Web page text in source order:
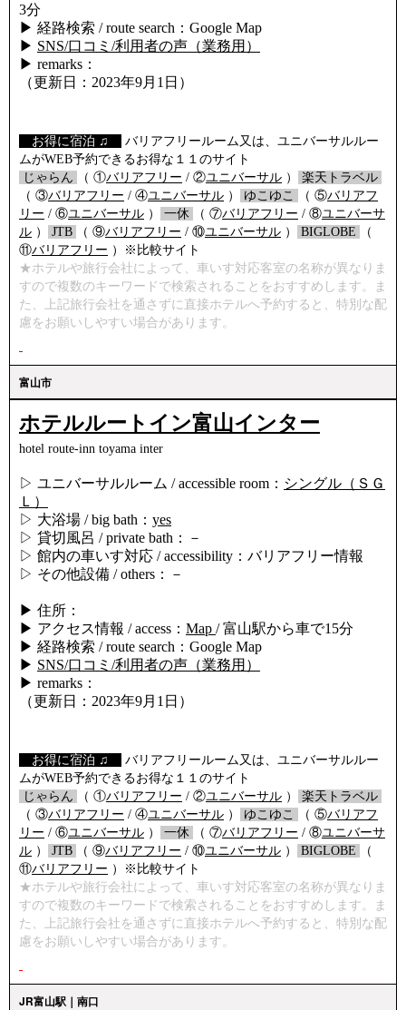
3分
▶ 経路検索 / route search：Google Map
▶ SNS/口コミ/利用者の声（業務用）
▶ remarks：
（更新日：2023年9月1日）
お得に宿泊 ♫
バリアフリールーム又は、ユニバーサルルー
ムがWEB予約できるお得な１１のサイト
じゃらん （ ①バリアフリー / ②ユニバーサル ） 楽天トラベル
（ ③バリアフリー / ④ユニバーサル ） ゆこゆこ （ ⑤バリアフ
リー / ⑥ユニバーサル ） 一休 （ ⑦バリアフリー / ⑧ユニバーサ
ル ） JTB （ ⑨バリアフリー / ⑩ユニバーサル ） BIGLOBE
（
⑪バリアフリー ）※比較サイト
★ホテルや旅行会社によって、車いす対応客室の名称が異なりま
すので複数のキーワードで検索されることをおすすめします。ま
た、上記旅行会社を通さずに直接ホテルへ予約すると、特別な配
慮をお願いしやすい場合があります。
富山市
ホテルルートイン富山インター
hotel route-inn toyama inter
▷ ユニバーサルルーム / accessible room： シングル（ＳＧ
Ｌ）
▷ 大浴場 / big bath： yes
▷ 貸切風呂 / private bath：－
▷ 館内の車いす対応 / accessibility：バリアフリー情報
▷ その他設備 / others：－
▶ 住所：
▶ アクセス情報 / access： Map / 富山駅から車で15分
▶ 経路検索 / route search：Google Map
▶ SNS/口コミ/利用者の声（業務用）
▶ remarks：
（更新日：2023年9月1日）
お得に宿泊 ♫
バリアフリールーム又は、ユニバーサルルー
ムがWEB予約できるお得な１１のサイト
じゃらん （ ①バリアフリー / ②ユニバーサル ） 楽天トラベル
（ ③バリアフリー / ④ユニバーサル ） ゆこゆこ （ ⑤バリアフ
リー / ⑥ユニバーサル ） 一休 （ ⑦バリアフリー / ⑧ユニバーサ
ル ） JTB （ ⑨バリアフリー / ⑩ユニバーサル ） BIGLOBE
（
⑪バリアフリー ）※比較サイト
★ホテルや旅行会社によって、車いす対応客室の名称が異なりま
すので複数のキーワードで検索されることをおすすめします。ま
た、上記旅行会社を通さずに直接ホテルへ予約すると、特別な配
慮をお願いしやすい場合があります。
JR富山駅｜南口